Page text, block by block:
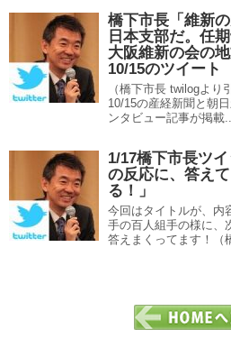
橋下市長「維新
日本支部だ。任
大阪維新の会の
10/15のツイート
（橋下市長 twilogより
10/15の産経新聞と朝
ンタビュー記事が掲載
1/17橋下市長ツ
の反応に、答え
る！」
今回はタイトルが、内
手の百人組手の様に、
答えまくってます！（